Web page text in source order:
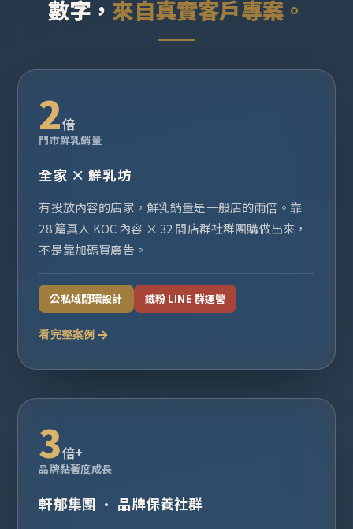
數字， 來自真實客戶專案。
2倍
門市鮮乳銷量
全家 × 鮮乳坊
有投放內容的店家，鮮乳銷量是一般店的兩倍。靠
28 篇真人 KOC 內容 × 32 間店群社群團購做出來，
不是靠加碼買廣告。
公私域閉環設計 鐵粉 LINE 群運營
看完整案例
3倍+
品牌黏著度成長
軒郁集團 · 品牌保養社群